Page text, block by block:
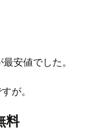
安値でした。
が。
料